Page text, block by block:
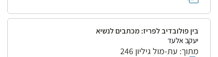
בין פולובדיב לפריז: מכתבים לנשיא
יעקב אלעד
מתוך: עת-מול גיליון 246